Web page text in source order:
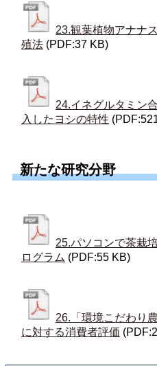
23.観葉植物アナナ
殖法 (PDF:37 KB)
24.イネグルタミン
入したヨシの特性
新たな研究分野
25.パソコンで茶栽
ログラム (PDF:55 KB)
26.「環境こだわり
に対する消費者評価